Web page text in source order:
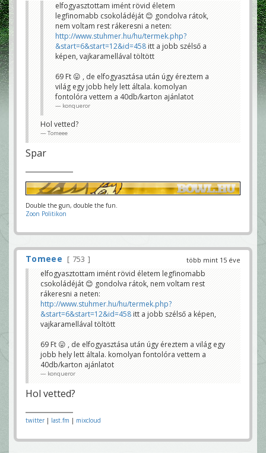
elfogyasztottam imént rövid életem
legfinomabb csokoládéját 😊 gondolva rátok,
nem voltam rest rákeresni a neten:
http://www.stuhmer.hu/hu/termek.php?
&start=6&start=12&id=458itt a jobb szélső a
képen, vajkaramellával töltött
69 Ft 😛 , de elfogyasztása után úgy éreztem a
világ egy jobb hely lett általa. komolyan
fontolóra vettem a 40db/karton ajánlatot
konqueror
Hol vetted?
Tomeee
Spar
Double the gun, double the fun.
Zoon Politikon
több mint 15 éve
Tomeee
753
elfogyasztottam imént rövid életem legfinomabb
csokoládéját 😊 gondolva rátok, nem voltam rest
rákeresni a neten:
http://www.stuhmer.hu/hu/termek.php?
&start=6&start=12&id=458itt a jobb szélső a képen,
vajkaramellával töltött
69 Ft 😛 , de elfogyasztása után úgy éreztem a világ egy
jobb hely lett általa. komolyan fontolóra vettem a
40db/karton ajánlatot
konqueror
Hol vetted?
twitter | last.fm | mixcloud